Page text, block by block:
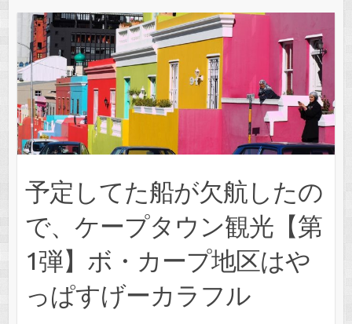
予定してた船が欠航したの
で、ケープタウン観光【第
1弾】ボ・カープ地区はや
っぱすげーカラフル